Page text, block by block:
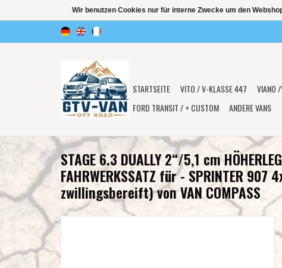
STARTSEITE VITO / V-KLASSE 447 VIANO
FORD TRANSIT / + CUSTOM
ANDERE VANS
STAGE 6.3 DUALLY 2“/5,1 cm
FAHRWERKSSATZ für - SPRINTER 907
zwillingsbereift) von VAN COMPASS
Wir benutzen Cookies nur für interne Zwecke um den